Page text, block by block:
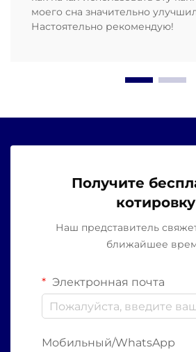
моего сна значительно
Настоятельно рекомендую!
Получите
котировку
Наш представитель
ближайшее
Электронная почта
Мобильный/WhatsApp